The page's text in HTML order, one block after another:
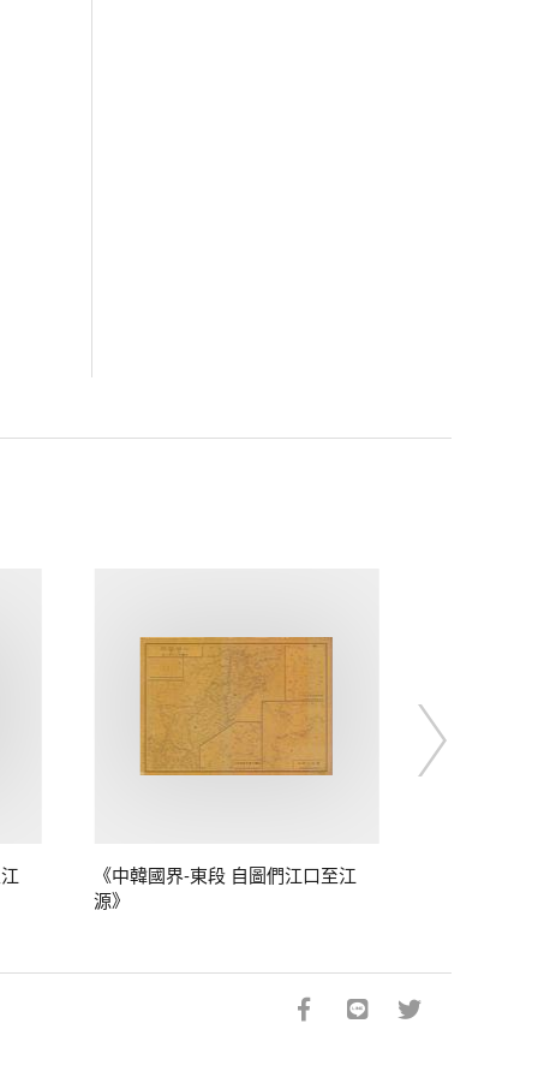
《中韓國界-東段 自圖們江口至江
源》